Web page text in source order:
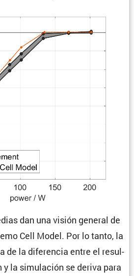
dan una visión general de
Cell Model. Por lo tanto, la
de la diferencia entre el resul­
la simula­ción se deriva para